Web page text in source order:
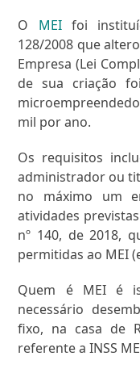
O MEIfoi
128/2008 que
Empresa (Lei
de sua criação
mil por ano.
Os requisitos
administrador ou
no máximo um
atividades
nº 140, de 2018,
permitidas ao MEI
Quem é MEI é
necessário
fixo, na casa de
referente a INSS